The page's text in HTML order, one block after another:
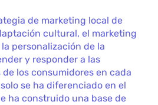
de marketing local de
cultural, el marketing
personalización de la
y responder a las
los consumidores en cada
se ha diferenciado en el
ha construido una base de